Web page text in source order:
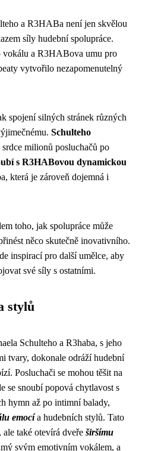
a R3HABa není jen skvělou
síly hudební spolupráce.
vokálu a R3HABova umu pro
vytvořilo nezapomenutelný
spojení silných stránek různých
Schulteho
milionů posluchačů po
s R3HABovou dynamickou
která je zároveň dojemná i
toho, jak spolupráce může
něco skutečně inovativního.
inspirací pro další umělce, aby
své síly s ostatními.
stylů
Schulteho a R3haba, s jeho
tvary, dokonale odráží hudební
Posluchači se mohou těšit na
se snoubí popová chytlavost s
hymn až po intimní balady,
emocía hudebních stylů. Tato
také otevírá dveře širšímu
svým emotivním vokálem, a